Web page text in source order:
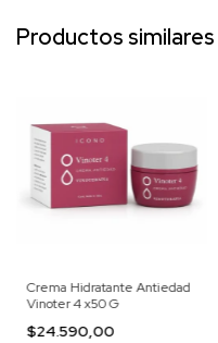
Productos similares
Crema Hidratante Antiedad
Vinoter 4 x50 G
$24.590,00